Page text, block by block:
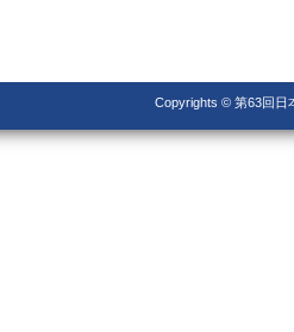
Copyrights © 第63回日